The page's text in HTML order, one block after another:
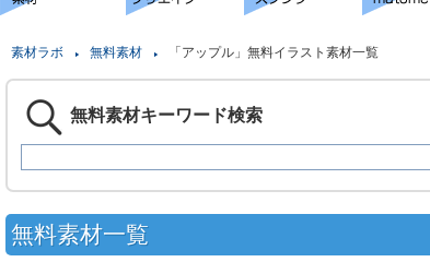
素材ラボ 無料素材 「アップル」無料イラスト素材一覧
無料素材キーワード検索
無料素材一覧